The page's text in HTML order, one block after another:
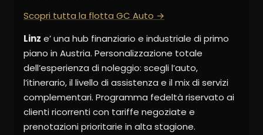
Scopri tutta la flotta GC Auto →
Linz e’ una hub finanziario e industriale di primo
piano in Austria. Personalizzazione totale
dell’esperienza di noleggio: scegli l’auto,
l’itinerario, il livello di assistenza e il mix di servizi
complementari. Programma fedeltà riservato ai
clienti ricorrenti con tariffe negoziate e
prenotazioni prioritarie in alta stagione.